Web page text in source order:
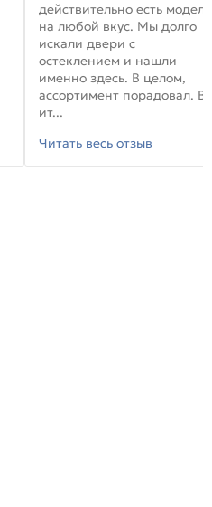
действительно есть модели
на любой вкус. Мы долго
искали двери с
остеклением и нашли
именно здесь. В целом,
ассортимент порадовал. В
ит...
Читать весь отзыв